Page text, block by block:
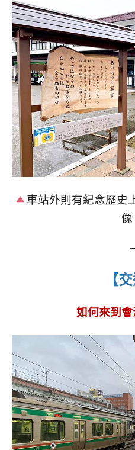
車站外則有紀念歷史
像
【
如何來到會